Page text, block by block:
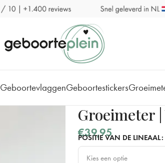
GeboortevlaggenGeboortestickers
Groeimeter
€39,95
POSITIE VAN DE LINEAAL
Kies een optie